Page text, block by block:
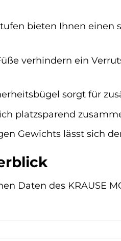
bieten Ihnen einen
verhindern ein
sorgt für
platzsparend
Gewichts lässt sich
Daten des KRAUSE